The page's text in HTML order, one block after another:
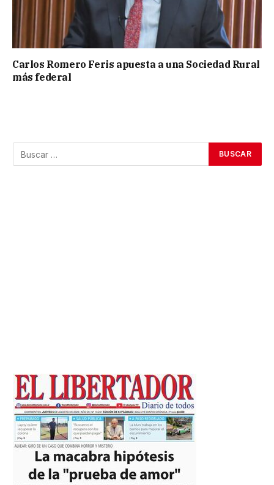
Carlos Romero Feris apuesta a una Sociedad Rural
más federal